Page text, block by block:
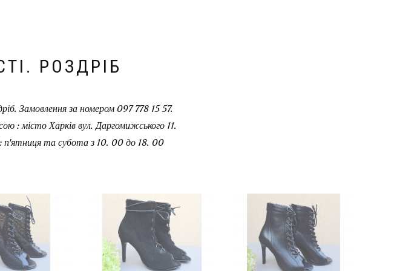
РОЗДРІБ
Замовлення за номером 097 778 15 57.
: місто Харків вул. Даргомижського 11.
та субота з 10. 00 до 18. 00